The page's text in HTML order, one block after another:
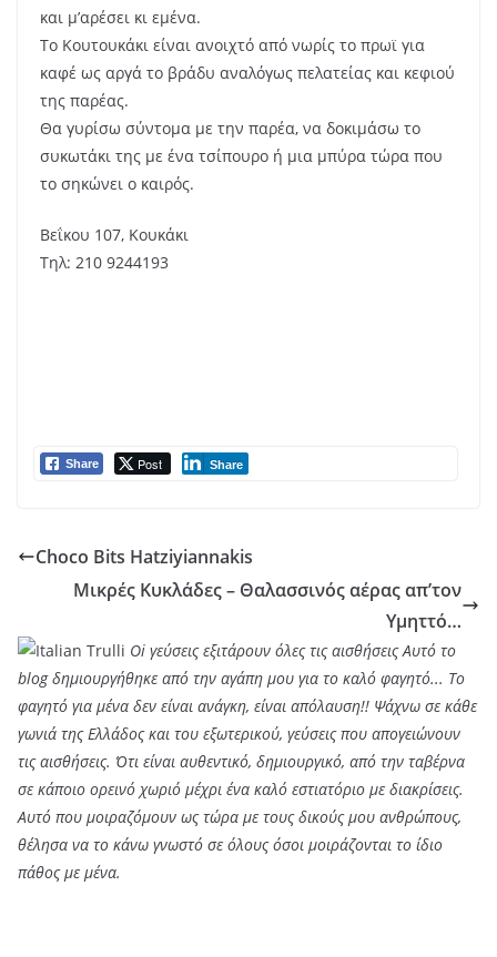
και μ’αρέσει κι εμένα.
Το Κουτουκάκι είναι ανοιχτό από νωρίς το πρωϊ για
καφέ ως αργά το βράδυ αναλόγως πελατείας και κεφιού
της παρέας.
Θα γυρίσω σύντομα με την παρέα, να δοκιμάσω το
συκωτάκι της με ένα τσίπουρο ή μια μπύρα τώρα που
το σηκώνει ο καιρός.
Βεΐκου 107, Κουκάκι
Τηλ: 210 9244193
Share Post Share
Choco Bits Hatziyiannakis
Μικρές Κυκλάδες – Θαλασσινός αέρας απ’τον
Υμηττό…
Oi γεύσεις εξιτάρουν όλες τις αισθήσεις Αυτό το
blog δημιουργήθηκε από την αγάπη μου για το καλό φαγητό... Tο
φαγητό για μένα δεν είναι ανάγκη, είναι απόλαυση!! Ψάχνω σε κάθε
γωνιά της Ελλάδος και του εξωτερικού, γεύσεις που απογειώνουν
τις αισθήσεις. Ότι είναι αυθεντικό, δημιουργικό, από την ταβέρνα
σε κάποιο ορεινό χωριό μέχρι ένα καλό εστιατόριο με διακρίσεις.
Αυτό που μοιραζόμουν ως τώρα με τους δικούς μου ανθρώπους,
θέλησα να το κάνω γνωστό σε όλους όσοι μοιράζονται το ίδιο
πάθος με μένα.